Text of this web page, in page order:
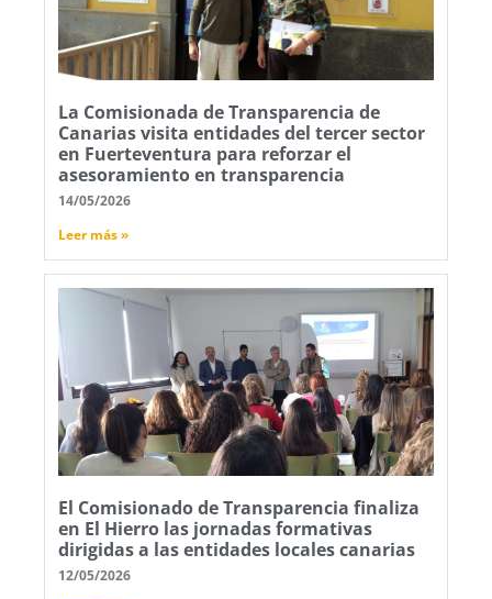
La Comisionada de Transparencia de
Canarias visita entidades del tercer sector
en Fuerteventura para reforzar el
asesoramiento en transparencia
14/05/2026
Leer más »
El Comisionado de Transparencia finaliza
en El Hierro las jornadas formativas
dirigidas a las entidades locales canarias
12/05/2026